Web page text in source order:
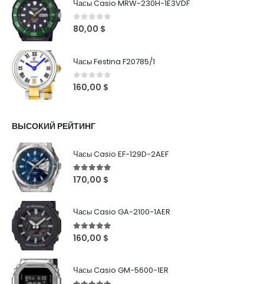
Часы Casio MRW-230H-1E3VDF
0out of 5
80,00 $
Часы Festina F20785/1
0out of 5
160,00 $
ВЫСОКИЙ РЕЙТИНГ
Часы Casio EF-129D-2AEF
5out of 5
170,00 $
Часы Casio GA-2100-1AER
5out of 5
160,00 $
Часы Casio GM-5600-1ER